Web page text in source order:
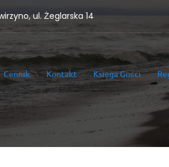
ul. Żeglarska 14
Cennik Kontakt Księga Gości